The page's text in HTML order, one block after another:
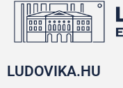
LUDOVIKA.HU